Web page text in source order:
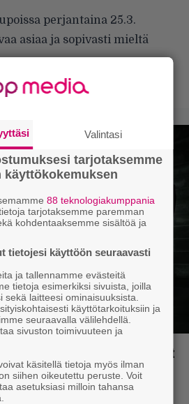
perjantaina 25.3.
asiaa ja sopivasti mieltä
julki – katso ketkä kisaavat
kategorioiden
Valintasi
tarjotaksemme
käyttökokemuksen
88 teknologiakumppania
tarjotaksemme paremman
kohdentaaksemme sisältöä ja
tietojesi käyttöön seuraavasti
ja tallennamme evästeitä
tietoja esimerkiksi sivuista, joilla
sekä laitteesi ominaisuuksista.
käyttötarkoituksiin ja
seuraavalla välilehdellä.
sivuston toimivuuteen ja
käsitellä tietoja myös ilman
siihen oikeutettu peruste. Voit
asetuksiasi milloin tahansa